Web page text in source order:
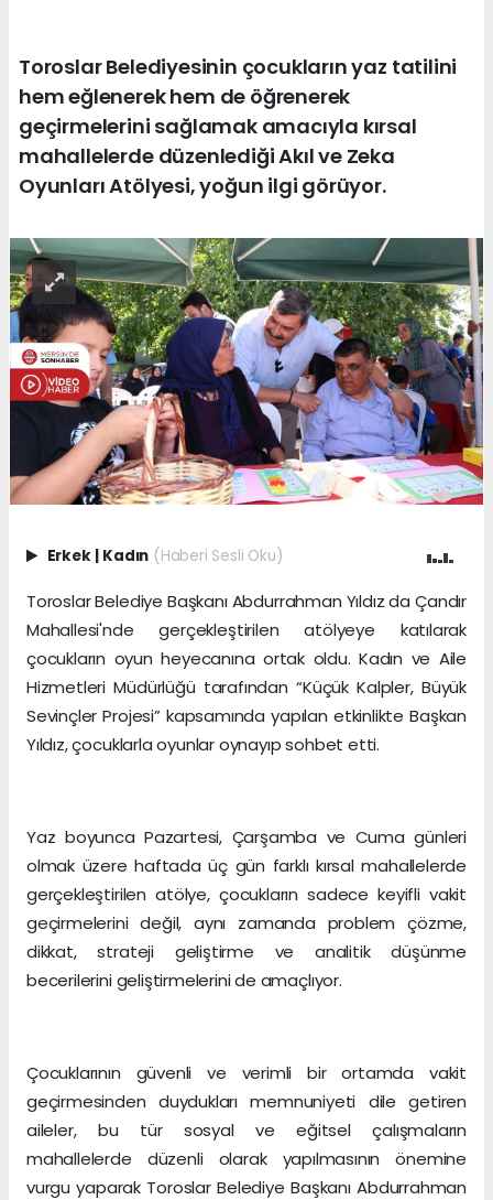
Toroslar Belediyesinin çocukların yaz tatilini
hem eğlenerek hem de öğrenerek
geçirmelerini sağlamak amacıyla kırsal
mahallelerde düzenlediği Akıl ve Zeka
Oyunları Atölyesi, yoğun ilgi görüyor.
Erkek | Kadın (Haberi Sesli Oku)
Toroslar Belediye Başkanı Abdurrahman Yıldız da Çandır
Mahallesi'nde gerçekleştirilen atölyeye katılarak
çocukların oyun heyecanına ortak oldu. Kadın ve Aile
Hizmetleri Müdürlüğü tarafından “Küçük Kalpler, Büyük
Sevinçler Projesi” kapsamında yapılan etkinlikte Başkan
Yıldız, çocuklarla oyunlar oynayıp sohbet etti.
Yaz boyunca Pazartesi, Çarşamba ve Cuma günleri
olmak üzere haftada üç gün farklı kırsal mahallelerde
gerçekleştirilen atölye, çocukların sadece keyifli vakit
geçirmelerini değil, aynı zamanda problem çözme,
dikkat, strateji geliştirme ve analitik düşünme
becerilerini geliştirmelerini de amaçlıyor.
Çocuklarının güvenli ve verimli bir ortamda vakit
geçirmesinden duydukları memnuniyeti dile getiren
aileler, bu tür sosyal ve eğitsel çalışmaların
mahallelerde düzenli olarak yapılmasının önemine
vurgu yaparak Toroslar Belediye Başkanı Abdurrahman